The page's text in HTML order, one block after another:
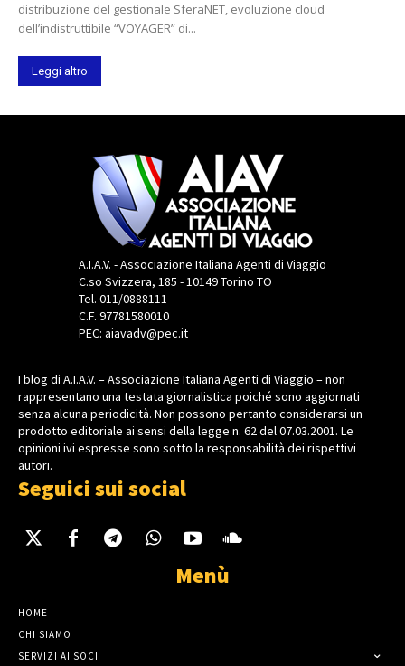
distribuzione del gestionale SferaNET, evoluzione cloud
dell’indistruttibile “VOYAGER” di...
Leggi altro
A.I.A.V. - Associazione Italiana Agenti di Viaggio
C.so Svizzera, 185 - 10149 Torino TO
Tel. 011/0888111
C.F. 97781580010
PEC: aiavadv@pec.it
I blog di A.I.A.V. – Associazione Italiana Agenti di Viaggio – non
rappresentano una testata giornalistica poiché sono aggiornati
senza alcuna periodicità. Non possono pertanto considerarsi un
prodotto editoriale ai sensi della legge n. 62 del 07.03.2001. Le
opinioni ivi espresse sono sotto la responsabilità dei rispettivi
autori.
Seguici sui social
Menù
HOME
CHI SIAMO
SERVIZI AI SOCI